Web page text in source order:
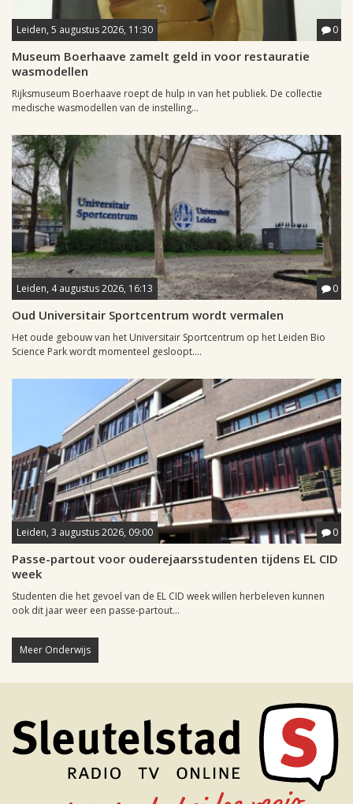
Leiden, 5 augustus 2026, 11:30 0
Museum Boerhaave zamelt geld in voor restauratie
wasmodellen
Rijksmuseum Boerhaave roept de hulp in van het publiek. De collectie
medische wasmodellen van de instelling...
Leiden, 4 augustus 2026, 16:13 0
Oud Universitair Sportcentrum wordt vermalen
Het oude gebouw van het Universitair Sportcentrum op het Leiden Bio
Science Park wordt momenteel gesloopt....
Leiden, 3 augustus 2026, 09:00 0
Passe-partout voor ouderejaarsstudenten tijdens EL CID
week
Studenten die het gevoel van de EL CID week willen herbeleven kunnen
ook dit jaar weer een passe-partout...
Meer Onderwijs